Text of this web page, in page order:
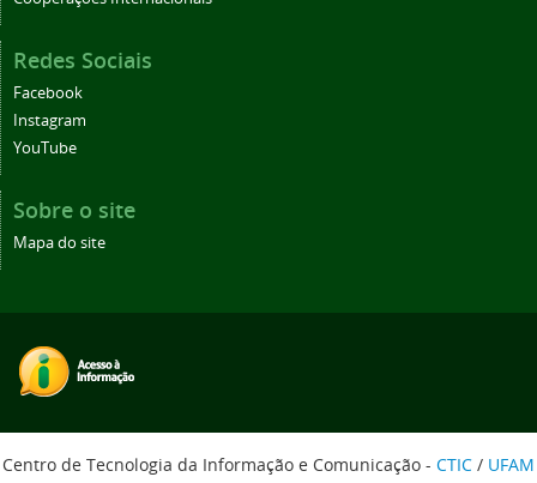
Redes Sociais
Facebook
Instagram
YouTube
Sobre o site
Mapa do site
Centro de Tecnologia da Informação e Comunicação - CTIC / UFAM